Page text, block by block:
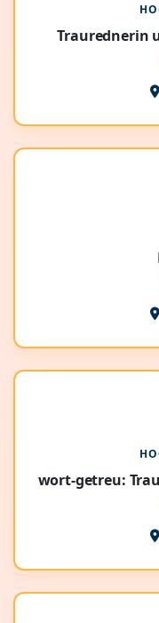
Traurednerin
wort-getreu: